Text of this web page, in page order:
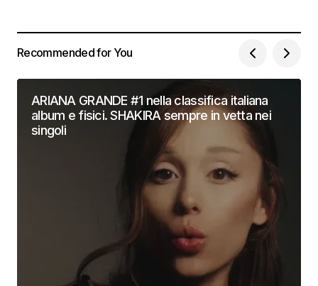
Recommended for You
ARIANA GRANDE #1 nella classifica italiana
album e fisici. SHAKIRA sempre in vetta nei
singoli